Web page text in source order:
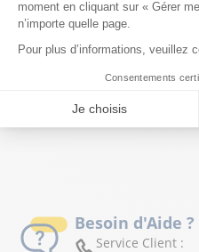
Les magasins Bureau
Besoin d'Aide ?
Service Client :